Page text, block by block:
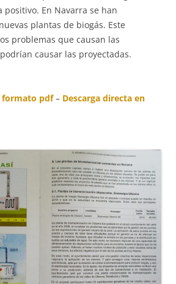
positivo. En Navarra se han
plantas de biogás. Este
problemas que causan las
causar las proyectadas.
formato pdf– Descarga directa en